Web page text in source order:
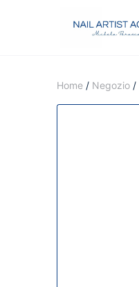
Home / Negozio /